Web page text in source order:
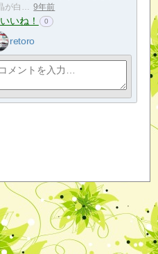
が白…
9年前
いいね！ 0
retoro